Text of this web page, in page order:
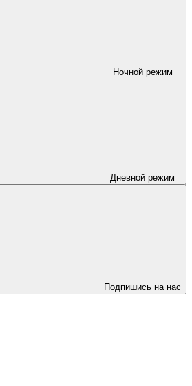
Ночной режим
Дневной режим
Подпишись на нас